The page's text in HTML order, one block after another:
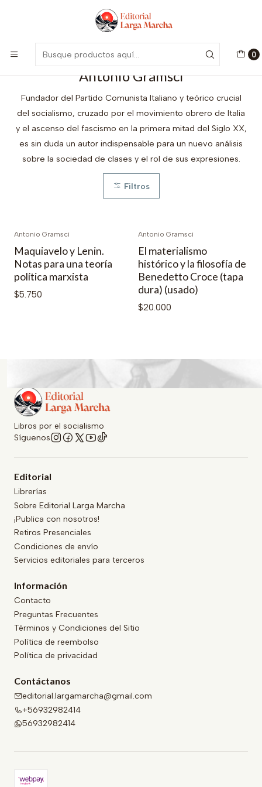
0
Encuentra nuestro catálogo aquí
Antonio Gramsci
Fundador del Partido Comunista Italiano y teórico crucial
del socialismo, cruzado por el movimiento obrero de Italia
y el ascenso del fascismo en la primera mitad del Siglo XX,
es sin duda un autor indispensable para un nuevo análisis
sobre la sociedad de clases y el rol de sus expresiones.
Filtros
Antonio Gramsci
Maquiavelo y Lenin.
Notas para una teoría
política marxista
$5.750
Antonio Gramsci
El materialismo
histórico y la filosofía de
Benedetto Croce (tapa
dura) (usado)
$20.000
Libros por el socialismo
Síguenos
Editorial
Librerías
Sobre Editorial Larga Marcha
¡Publica con nosotros!
Retiros Presenciales
Condiciones de envío
Servicios editoriales para terceros
Información
Contacto
Preguntas Frecuentes
Términos y Condiciones del Sitio
Política de reembolso
Política de privacidad
Contáctanos
editorial.largamarcha@gmail.com
+56932982414
56932982414